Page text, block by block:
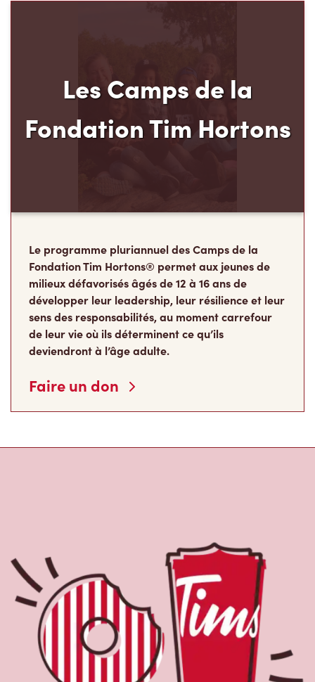
Les Camps de la
Fondation Tim Hortons
Le programme pluriannuel des Camps de la
Fondation Tim Hortons® permet aux jeunes de
milieux défavorisés âgés de 12 à 16 ans de
développer leur leadership, leur résilience et leur
sens des responsabilités, au moment carrefour
de leur vie où ils déterminent ce qu’ils
deviendront à l’âge adulte.
Faire un don